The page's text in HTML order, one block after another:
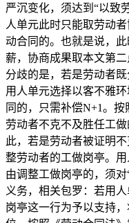
严沉变化，须达到“以致
人单元此时只能取劳动
动合同的。也就是说，
薪，协商成果取本文第
分歧的是，若是劳动者
用人单元选择以客不雅
同的，只需补偿N+1。按
劳动者不克不及胜任工
此，若是劳动者被证明
整劳动者的工做岗亭。
由调整工做岗亭的，须
义务，相关包罗：若用
岗亭这一行为予以支持